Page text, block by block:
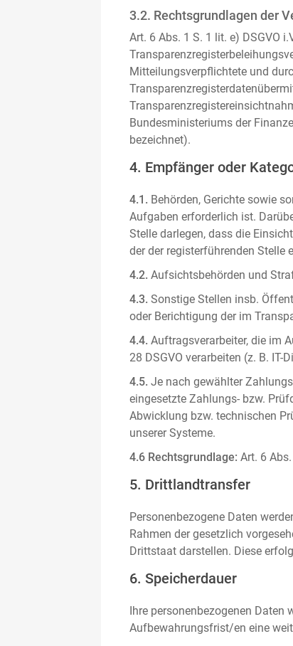
3.2. Rechtsgrundlagen der
Art. 6 Abs. 1 S. 1 lit. e) DSGVO
Mitteilungsverpflichtete und
Bundesministeriums der
bezeichnet).
4. Empfänger oder
4.1. Behörden, Gerichte sowie
Aufgaben erforderlich ist.
Stelle darlegen, dass die
der der registerführenden Stelle
4.2. Aufsichtsbehörden und
4.3. Sonstige Stellen insb.
oder Berichtigung der im
4.4. Auftragsverarbeiter, die im
28 DSGVO verarbeiten (z. B.
4.5. Je nach gewählter
eingesetzte Zahlungs- bzw.
Abwicklung bzw. technischen
unserer Systeme.
4.6 Rechtsgrundlage: Art. 6
5. Drittlandtransfer
Personenbezogene Daten
Rahmen der gesetzlich
Drittstaat darstellen. Diese
6. Speicherdauer
Ihre personenbezogenen Daten
Aufbewahrungsfrist/en eine